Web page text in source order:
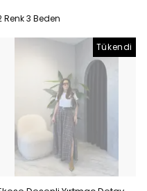
Renk 3 Beden
Tükendi